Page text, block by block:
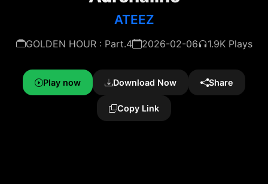
ATEEZ
GOLDEN HOUR : Part.4 2026-02-06 1.9K Plays
Play now Download Now Share
Copy Link